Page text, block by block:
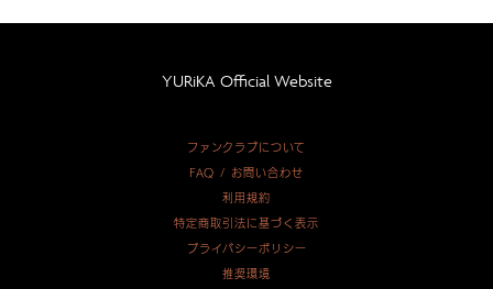
YURiKA Official Website
ファンクラブについて
FAQ / お問い合わせ
利用規約
特定商取引法に基づく表示
プライバシーポリシー
推奨環境